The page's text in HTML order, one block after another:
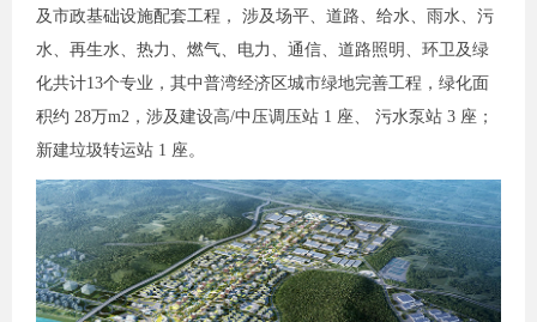
及市政基础设施配套工程， 涉及场平、道路、给水、雨水、污
水、再生水、热力、燃气、电力、通信、道路照明、环卫及绿
化共计13个专业，其中普湾经济区城市绿地完善工程，绿化面
积约 28万m2，涉及建设高/中压调压站 1 座、 污水泵站 3 座；
新建垃圾转运站 1 座。